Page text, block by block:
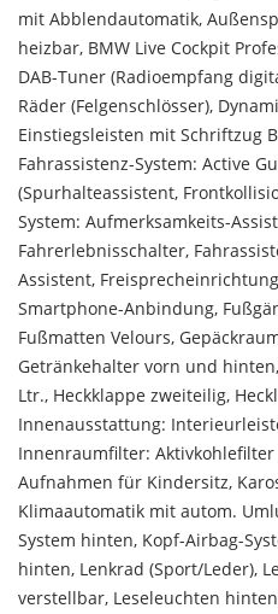
mit Abblendautomatik,
heizbar, BMW Live Cockpit
DAB-Tuner (Radioempfang
Räder (Felgenschlösser),
Einstiegsleisten mit Schriftzug
Fahrassistenz-System: Active
(Spurhalteassistent,
System: Aufmerksamkeits-
Fahrerlebnisschalter,
Assistent,
Smartphone-Anbindung,
Fußmatten Velours,
Getränkehalter vorn und
Ltr., Heckklappe zweiteilig,
Innenausstattung:
Innenraumfilter: Aktivkohlefilter
Aufnahmen für Kindersitz,
Klimaautomatik mit autom.
System hinten, Kopf-Airbag-
hinten, Lenkrad (Sport/Leder),
verstellbar, Leseleuchten